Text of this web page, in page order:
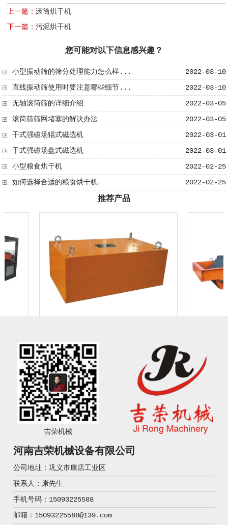
上一篇：滚筒烘干机
下一篇：污泥烘干机
您可能对以下信息感兴趣？
2022-03-10
小型振动筛的筛分处理能力怎么样...
2022-03-10
直线振动筛使用时要注意哪些细节...
2022-03-05
无轴滚筒筛​的详细介绍
2022-03-05
滚筒筛筛网堵塞的解决办法
2022-03-01
干式强磁场辊式磁选机
2022-03-01
干式强磁场盘式磁选机
2022-02-25
小型粮食烘干机
2022-02-25
如何选择合适的粮食烘干机
推荐产品
吉荣机械
河南吉荣机械设备有限公司
公司地址：巩义市康店工业区
联系人：康先生
手机号码：15093225588
邮箱：15093225588@139.com